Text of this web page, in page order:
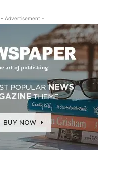
- Advertisement -